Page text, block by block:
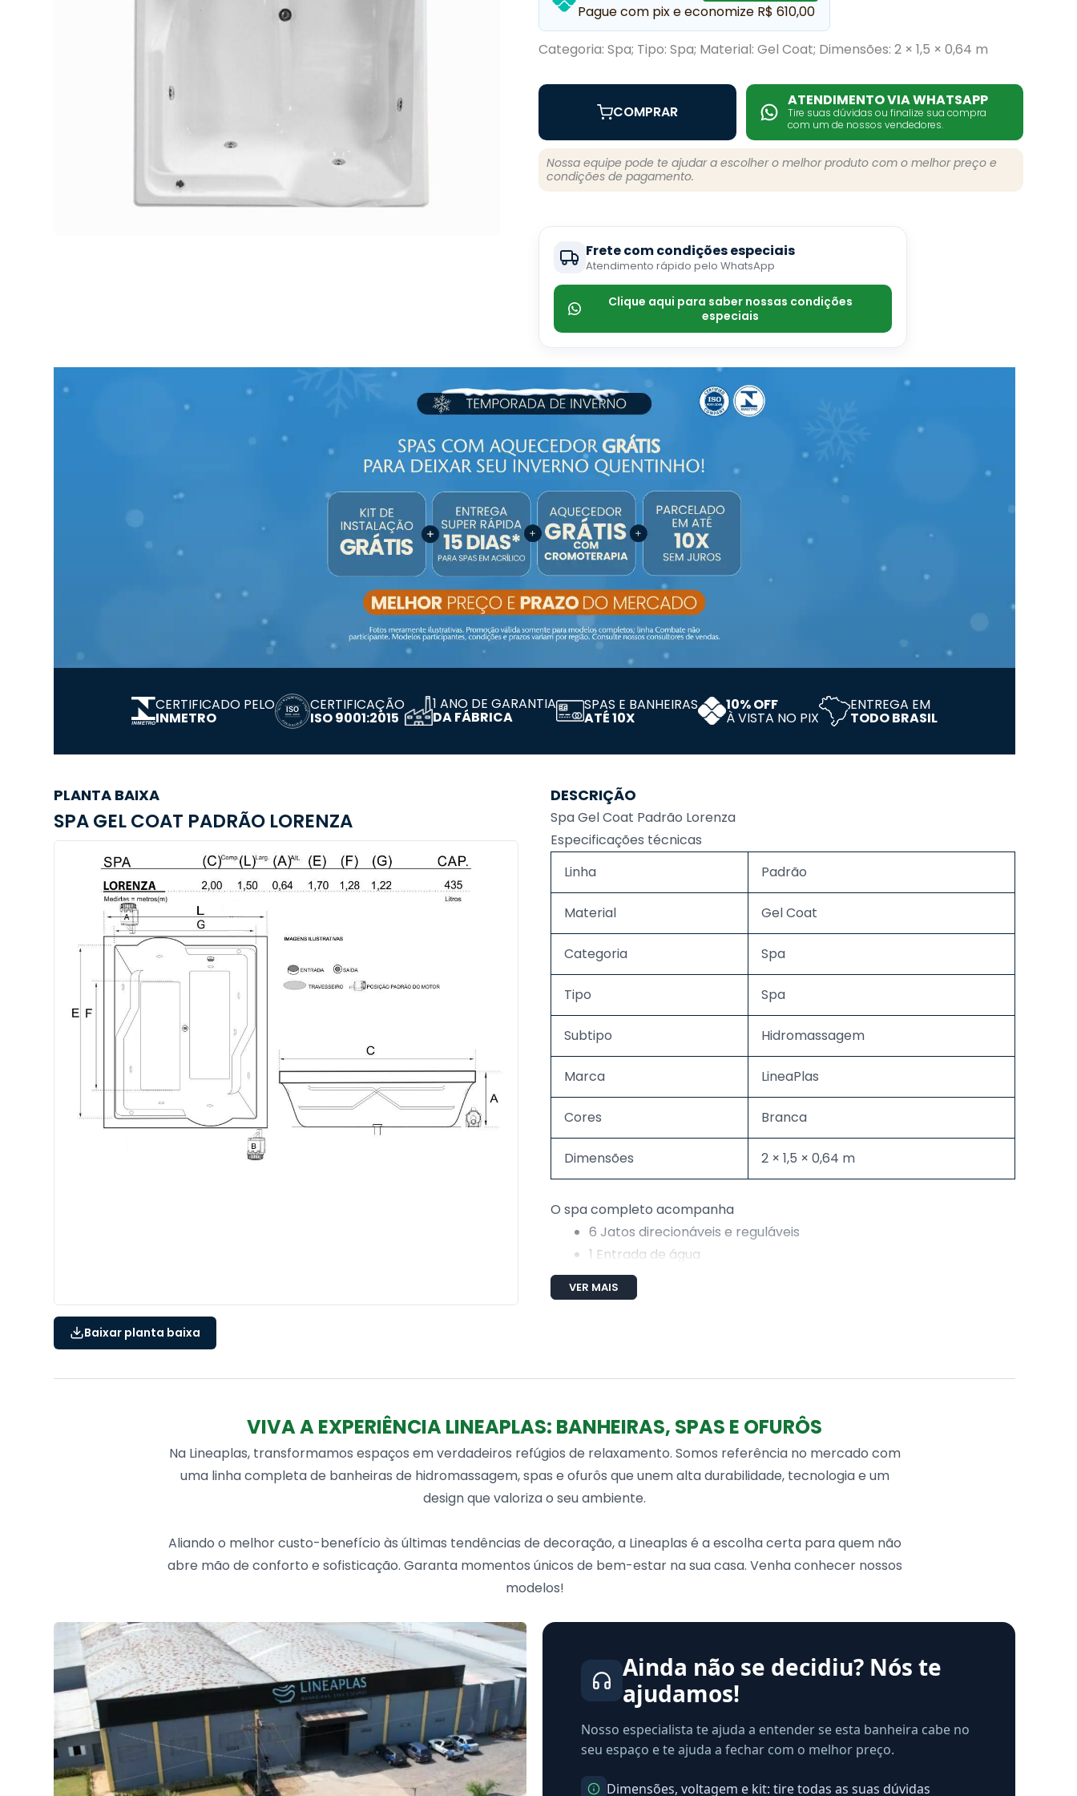
Pague com pix e economize R$ 610,00
Categoria: Spa; Tipo: Spa; Material: Gel Coat; Dimensões: 2 × 1,5 × 0,64 m
COMPRAR
ATENDIMENTO VIA WHATSAPP
Tire suas dúvidas ou finalize sua compra
com um de nossos vendedores.
Nossa equipe pode te ajudar a escolher o melhor produto com o melhor preço e
condições de pagamento.
Frete com condições especiais
Atendimento rápido pelo WhatsApp
Clique aqui para saber nossas condições
especiais
CERTIFICADO PELO
INMETRO
CERTIFICAÇÃO
ISO 9001:2015
1 ANO DE GARANTIA
DA FÁBRICA
SPAS E BANHEIRAS
ATÉ 10X
10% OFF
À VISTA NO PIX
ENTREGA EM
TODO BRASIL
PLANTA BAIXA
SPA GEL COAT PADRÃO LORENZA
Baixar planta baixa
DESCRIÇÃO
Spa Gel Coat Padrão Lorenza
Especificações técnicas
Linha
Padrão
Material Gel Coat
Categoria Spa
Tipo Spa
Subtipo Hidromassagem
Marca LineaPlas
Cores Branca
Dimensões 2 × 1,5 × 0,64 m
O spa completo acompanha
6 Jatos direcionáveis e reguláveis
1 Entrada de água
1 Saída de água
1 Sucção
VER MAIS
VIVA A EXPERIÊNCIA LINEAPLAS: BANHEIRAS, SPAS E OFURÔS
Na Lineaplas, transformamos espaços em verdadeiros refúgios de relaxamento. Somos referência no mercado com
uma linha completa de banheiras de hidromassagem, spas e ofurôs que unem alta durabilidade, tecnologia e um
design que valoriza o seu ambiente.
Aliando o melhor custo-benefício às últimas tendências de decoração, a Lineaplas é a escolha certa para quem não
abre mão de conforto e sofisticação. Garanta momentos únicos de bem-estar na sua casa. Venha conhecer nossos
modelos!
Ainda não se decidiu? Nós te
ajudamos!
Nosso especialista te ajuda a entender se esta banheira cabe no
seu espaço e te ajuda a fechar com o melhor preço.
Dimensões, voltagem e kit: tire todas as suas dúvidas